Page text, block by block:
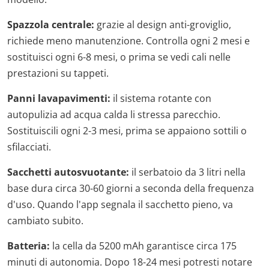
Spazzola centrale: grazie al design anti-groviglio,
richiede meno manutenzione. Controlla ogni 2 mesi e
sostituisci ogni 6-8 mesi, o prima se vedi cali nelle
prestazioni su tappeti.
Panni lavapavimenti: il sistema rotante con
autopulizia ad acqua calda li stressa parecchio.
Sostituiscili ogni 2-3 mesi, prima se appaiono sottili o
sfilacciati.
Sacchetti autosvuotante: il serbatoio da 3 litri nella
base dura circa 30-60 giorni a seconda della frequenza
d'uso. Quando l'app segnala il sacchetto pieno, va
cambiato subito.
Batteria: la cella da 5200 mAh garantisce circa 175
minuti di autonomia. Dopo 18-24 mesi potresti notare